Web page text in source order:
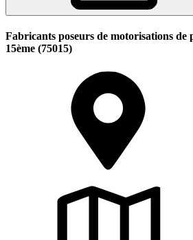
Fabricants poseurs de motorisations de
15ème (75015)